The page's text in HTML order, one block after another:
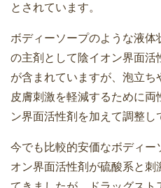
とされています。
ボディーソープのような液
の主剤として陰イオン界面活
が含まれていますが、泡立ち
皮膚刺激を軽減するために
ン界面活性剤を加えて調整し
今でも比較的安価なボディー
オン界面活性剤が硫酸系と